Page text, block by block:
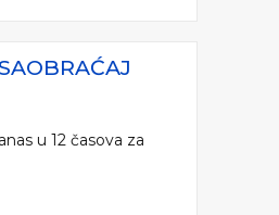
u 12 časova za